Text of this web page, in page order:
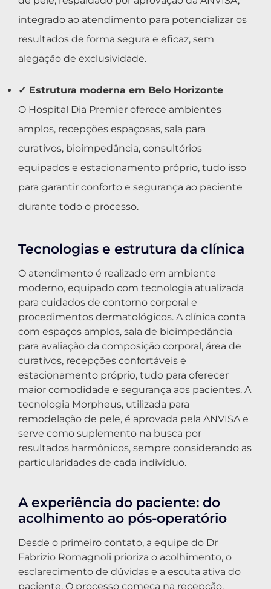
integrado ao atendimento para potencializar os
resultados de forma segura e eficaz, sem
alegação de exclusividade.
✓ Estrutura moderna em Belo Horizonte
O Hospital Dia Premier oferece ambientes
amplos, recepções espaçosas, sala para
curativos, bioimpedância, consultórios
equipados e estacionamento próprio, tudo isso
para garantir conforto e segurança ao paciente
durante todo o processo.
Tecnologias e estrutura da clínica
O atendimento é realizado em ambiente
moderno, equipado com tecnologia atualizada
para cuidados de contorno corporal e
procedimentos dermatológicos. A clínica conta
com espaços amplos, sala de bioimpedância
para avaliação da composição corporal, área de
curativos, recepções confortáveis e
estacionamento próprio, tudo para oferecer
maior comodidade e segurança aos pacientes. A
tecnologia Morpheus, utilizada para
remodelação de pele, é aprovada pela ANVISA e
serve como suplemento na busca por
resultados harmônicos, sempre considerando as
particularidades de cada indivíduo.
A experiência do paciente: do
acolhimento ao pós-operatório
Desde o primeiro contato, a equipe do Dr
Fabrizio Romagnoli prioriza o acolhimento, o
esclarecimento de dúvidas e a escuta ativa do
paciente. O processo começa na recepção,